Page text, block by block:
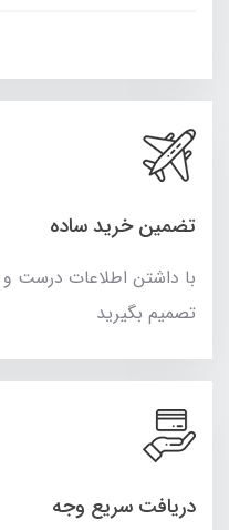
تضمین خرید ساده
با داشتن اطلاعات درست
تصمیم بگیرید
دریافت سریع وجه